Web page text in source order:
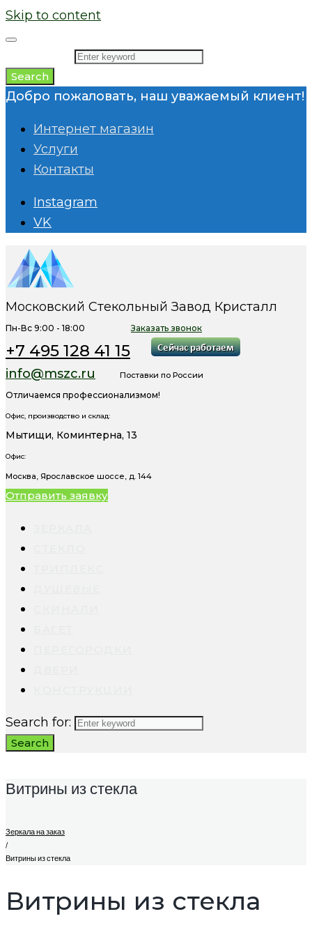
Skip to content
Search
Добро пожаловать, наш уважаемый клиент!
Интернет магазин
Услуги
Контакты
Instagram
VK
Московский Стекольный Завод Кристалл
Пн-Вс 9:00 - 18:00Заказать звонок
+7 495 128 41 15
info@mszc.ru Поставки по России
Отличаемся профессионализмом!
Офис, производство и склад:
Мытищи, Коминтерна, 13
Офис:
Москва, Ярославское шоссе, д. 144
Отправить заявку
Search for:
Search
Витрины из стекла
Зеркала на заказ
/
Витрины из стекла
Витрины из стекла